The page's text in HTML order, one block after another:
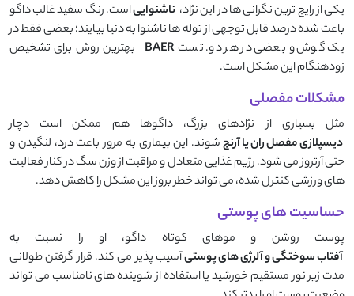
یکی از رایج ‌ترین نگرانی ‌ها در این نژاد، ناشنواییاست. رنگ سفید غالب داگو
باعث شده درصد قابل توجهی از توله‌ ها ناشنوا به دنیا بیایند؛ بعضی فقط در
یک گوش و بعضی در هر دو. تستBAER بهترین روش برای تشخیص
زودهنگام این مشکل است.
مشکلات مفصلی
مثل بسیاری از نژادهای بزرگ، داگوها هم ممکن است دچار
دیسپلازی مفصل ران یا آرنجشوند. این بیماری به مرور باعث درد، لنگیدن و
حتی آرتروز می ‌شود. رژیم غذایی متعادل و مراقبت از وزن سگ در کنار فعالیت
‌های ورزشی کنترل‌ شده، می ‌تواند خطر بروز این مشکل را کاهش دهد.
حساسیت ‌های پوستی
پوست روشن و موهای کوتاه داگو، او را نسبت به
آفتاب ‌سوختگی و آلرژی‌ های پوستیآسیب ‌پذیر می ‌کند. قرار گرفتن طولانی
‌مدت زیر نور مستقیم خورشید یا استفاده از شوینده ‌های نامناسب می ‌تواند